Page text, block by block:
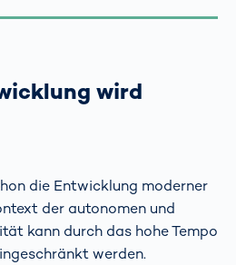
wird
die Entwicklung moderner
der autonomen und
kann durch das hohe Tempo
werden.